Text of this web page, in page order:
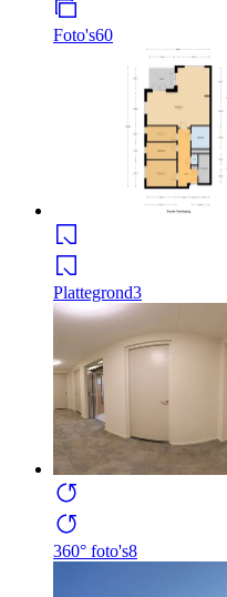
Foto's60
Plattegrond3
360° foto's8